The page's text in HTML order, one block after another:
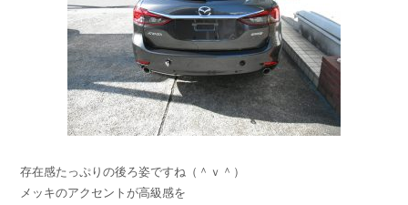
存在感たっぷりの後ろ姿ですね（＾ｖ＾）
メッキのアクセントが高級感を